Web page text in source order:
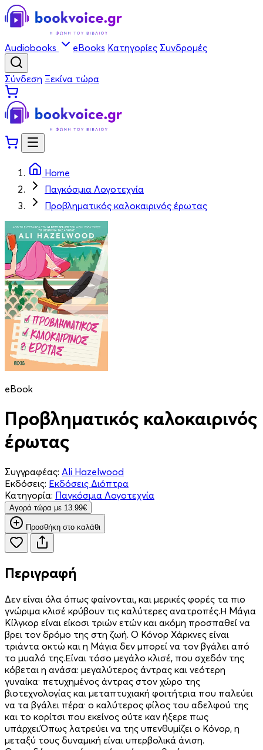
Audiobooks eBooks Κατηγορίες Συνδρομές
Σύνδεση Ξεκίνα τώρα
Home
Παγκόσμια Λογοτεχνία
Προβληματικός καλοκαιρινός έρωτας
eBook
Προβληματικός καλοκαιρινός
έρωτας
Συγγραφέας: Ali Hazelwood
Εκδόσεις: Εκδόσεις Διόπτρα
Κατηγορία: Παγκόσμια Λογοτεχνία
Aγορά τώρα με 13.99€
Προσθήκη στο καλάθι
Περιγραφή
Δεν είναι όλα όπως φαίνονται, και μερικές φορές τα πιο
γνώριμα κλισέ κρύβουν τις καλύτερες ανατροπές.Η Μάγια
Κίλγκορ είναι είκοσι τριών ετών και ακόμη προσπαθεί να
βρει τον δρόμο της στη ζωή. Ο Κόνορ Χάρκνες είναι
τριάντα οκτώ και η Μάγια δεν μπορεί να τον βγάλει από
το μυαλό της.Είναι τόσο μεγάλο κλισέ, που σχεδόν της
κόβεται η ανάσα: μεγαλύτερος άντρας και νεότερη
γυναίκα· πετυχημένος άντρας στον χώρο της
βιοτεχνολογίας και μεταπτυχιακή φοιτήτρια που παλεύει
να τα βγάλει πέρα· ο καλύτερος φίλος του αδελφού της
και το κορίτσι που εκείνος ούτε καν ήξερε πως
υπάρχει.Όπως λατρεύει να της υπενθυμίζει ο Κόνορ, η
μεταξύ τους δυναμική είναι υπερβολικά άνιση.